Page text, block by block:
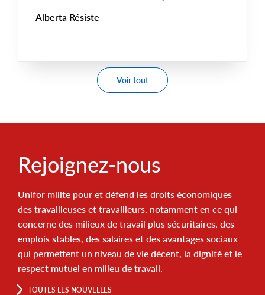
Alberta Résiste
Voir tout
Rejoignez-nous
Unifor milite pour et défend les droits économiques
des travailleuses et travailleurs, notamment en ce qui
concerne des milieux de travail plus sécuritaires, des
emplois stables, des salaires et des avantages sociaux
qui permettent un niveau de vie décent, la dignité et le
respect mutuel en milieu de travail.
TOUTES LES NOUVELLES